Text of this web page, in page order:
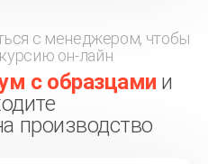
с менеджером, чтобы
он-лайн
с образцами и
производство